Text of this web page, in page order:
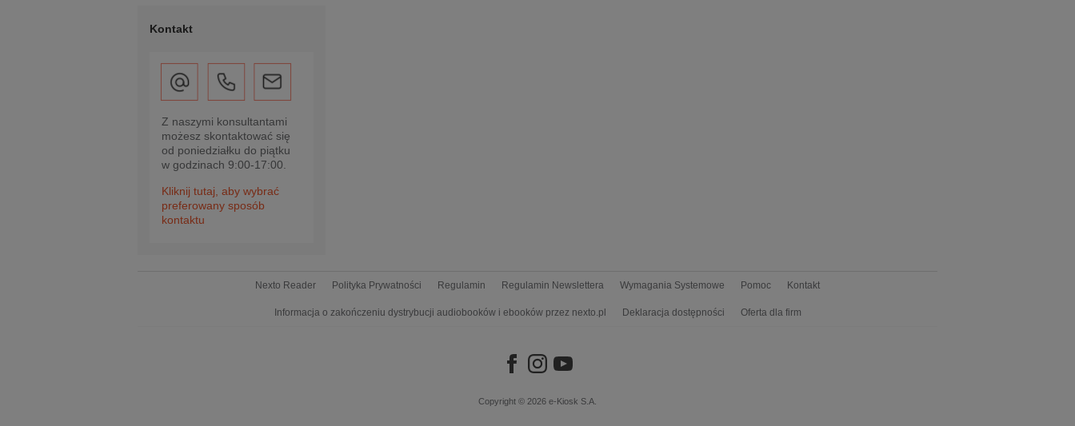
Kontakt
Z naszymi konsultantami
możesz skontaktować się
od poniedziałku do piątku
w godzinach 9:00-17:00.
Kliknij tutaj, aby wybrać
preferowany sposób
kontaktu
Nexto Reader Polityka Prywatności Regulamin Regulamin Newslettera Wymagania Systemowe Pomoc Kontakt
Informacja o zakończeniu dystrybucji audiobooków i ebooków przez nexto.pl Deklaracja dostępności Oferta dla firm
Copyright © 2026 e-Kiosk S.A.